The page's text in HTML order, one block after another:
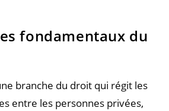
fondamentaux du
branche du droit qui régit les
entre les personnes privées,